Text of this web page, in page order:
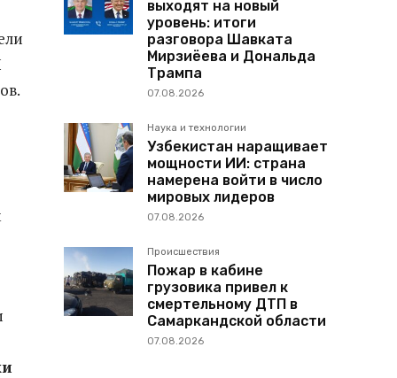
выходят на новый
уровень: итоги
разговора Шавката
Мирзиёева и Дональда
Трампа
07.08.2026
Наука и технологии
Узбекистан наращивает
мощности ИИ: страна
намерена войти в число
мировых лидеров
07.08.2026
Происшествия
Пожар в кабине
грузовика привел к
смертельному ДТП в
Самаркандской области
07.08.2026